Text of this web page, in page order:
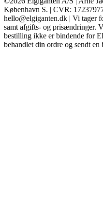
København S. | CVR:
hello@elgiganten.dk | Vi tager
samt afgifts- og prisændringer.
bestilling ikke er bindende for
behandlet din ordre og sendt en